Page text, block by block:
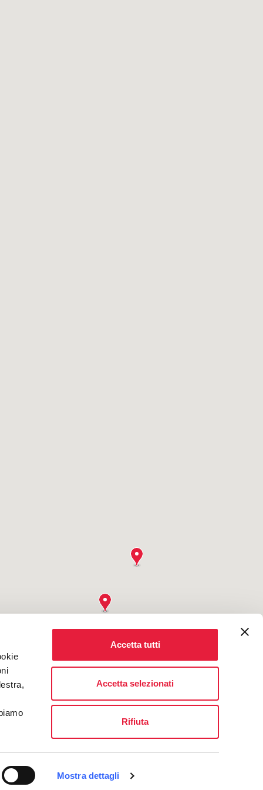
Mostra dettagli
Accetta tutti
Accetta selezionati
Rifiuta